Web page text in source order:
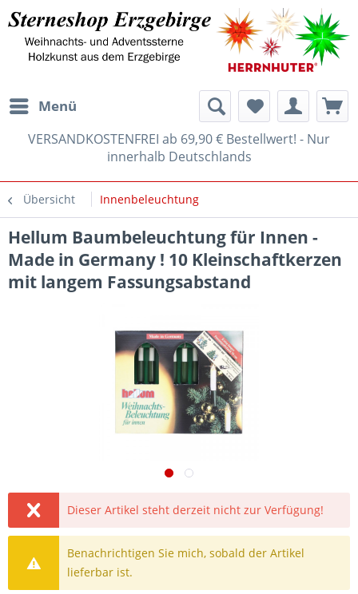
Menü
VERSANDKOSTENFREI ab 69,90 € Bestellwert! - Nur
innerhalb Deutschlands
Übersicht Innenbeleuchtung
Hellum Baumbeleuchtung für Innen -
Made in Germany ! 10 Kleinschaftkerzen
mit langem Fassungsabstand
Dieser Artikel steht derzeit nicht zur Verfügung!
Benachrichtigen Sie mich, sobald der Artikel
lieferbar ist.